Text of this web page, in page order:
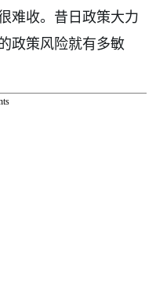
难收。昔日政策大力
政策风险就有多敏